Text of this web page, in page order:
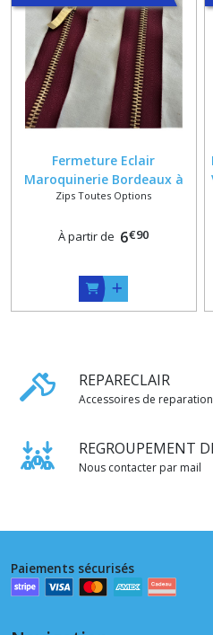
Fermeture Eclair
Maroquinerie Bordeaux à
Glissière Laiton Satiné sur
Zips Toutes Options
À partir de 6€90
REPARECLAIR
Accessoires de reparation
REGROUPEMENT
Nous contacter par mail
Paiements sécurisés